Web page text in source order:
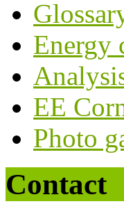
Energy
EE
Photo
Contact